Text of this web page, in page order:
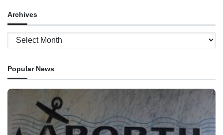
Archives
Archives
Popular News